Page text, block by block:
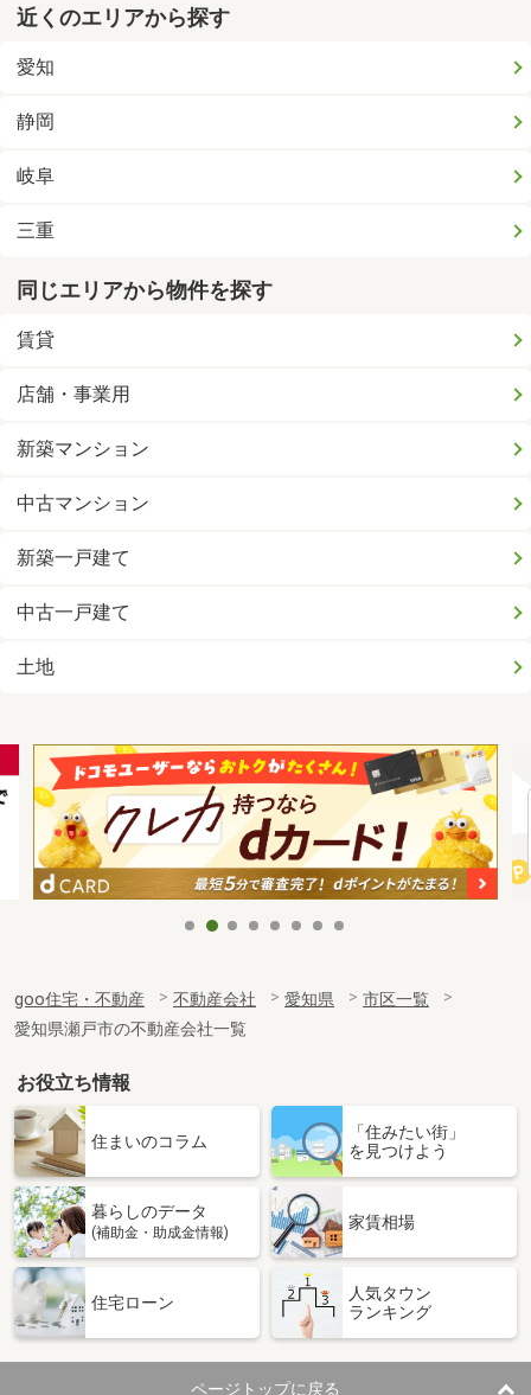
近くのエリアから探す
愛知
静岡
岐阜
三重
同じエリアから物件を探す
賃貸
店舗・事業用
新築マンション
中古マンション
新築一戸建て
中古一戸建て
土地
goo住宅・不動産 不動産会社 愛知県
市区一覧
愛知県瀬戸市の不動産会社一覧
お役立ち情報
住まいのコラム
「住みたい街」
を見つけよう
暮らしのデータ
(補助金・助成金情報)
家賃相場
住宅ローン
人気タウン
ランキング
ページトップに戻る